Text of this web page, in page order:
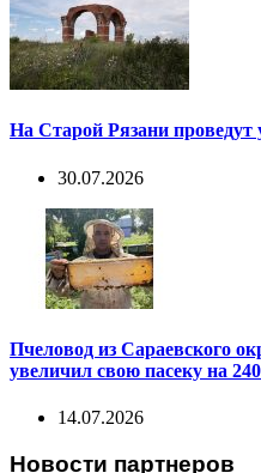
На Старой Рязани
30.07.2026
Пчеловод из Сараевского
увеличил свою пасеку на
14.07.2026
Новости партнеров